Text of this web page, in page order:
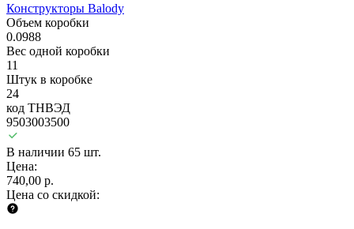
Конструкторы Balody
Объем коробки
0.0988
Вес одной коробки
11
Штук в коробке
24
код ТНВЭД
9503003500
В наличии 65 шт.
Цена:
740,00 р.
Цена со скидкой: